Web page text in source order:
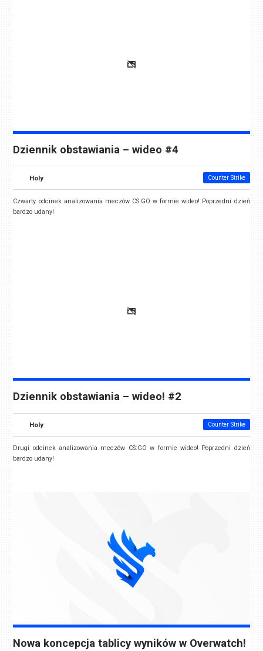
Dziennik obstawiania – wideo #4
Holy Counter Strike
Czwarty odcinek analizowania meczów CS:GO w formie wideo! Poprzedni dzień
bardzo udany!
Dziennik obstawiania – wideo! #2
Holy Counter Strike
Drugi odcinek analizowania meczów CS:GO w formie wideo! Poprzedni dzień
bardzo udany!
Nowa koncepcja tablicy wyników w Overwatch!